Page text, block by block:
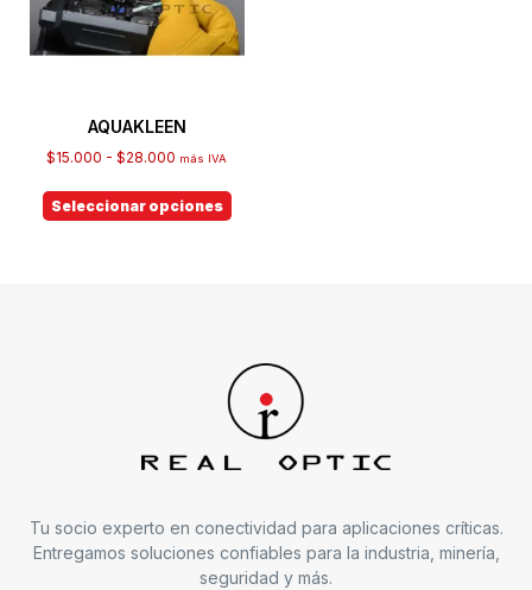
AQUAKLEEN
$15.000 - $28.000 más IVA
Seleccionar opciones
Tu socio experto en conectividad para aplicaciones críticas.
Entregamos soluciones confiables para la industria, minería,
seguridad y más.